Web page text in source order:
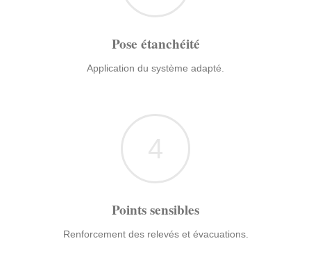
Pose étanchéité
Application du système adapté.
4
Points sensibles
Renforcement des relevés et évacuations.